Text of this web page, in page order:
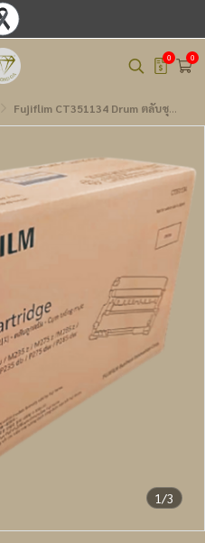
0 0
Fujiflim CT351134 Drum ตลับชุดดรัม
1/3